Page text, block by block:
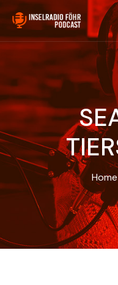
Home